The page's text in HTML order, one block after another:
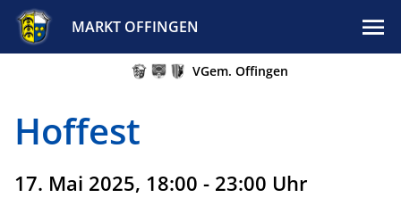
MARKT OFFINGEN
VGem. Offingen
Hoffest
17. Mai 2025, 18:00 - 23:00 Uhr